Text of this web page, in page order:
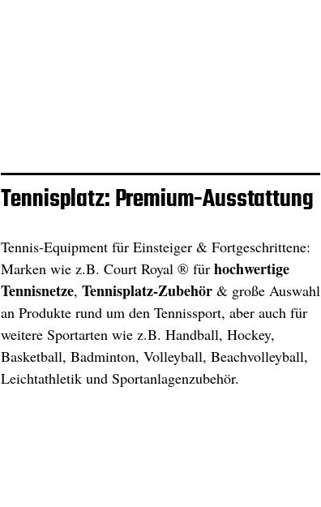
Tennisplatz: Premium-Ausstattung
Tennis-Equipment für Einsteiger & Fortgeschrittene:
Marken wie z.B. Court Royal ® für hochwertige
Tennisnetze, Tennisplatz-Zubehör& große Auswahl
an Produkte rund um den Tennissport, aber auch für
weitere Sportarten wie z.B. Handball, Hockey,
Basketball, Badminton, Volleyball, Beachvolleyball,
Leichtathletik und Sportanlagenzubehör.